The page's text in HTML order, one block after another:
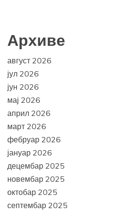
Архиве
август 2026
јул 2026
јун 2026
мај 2026
април 2026
март 2026
фебруар 2026
јануар 2026
децембар 2025
новембар 2025
октобар 2025
септембар 2025